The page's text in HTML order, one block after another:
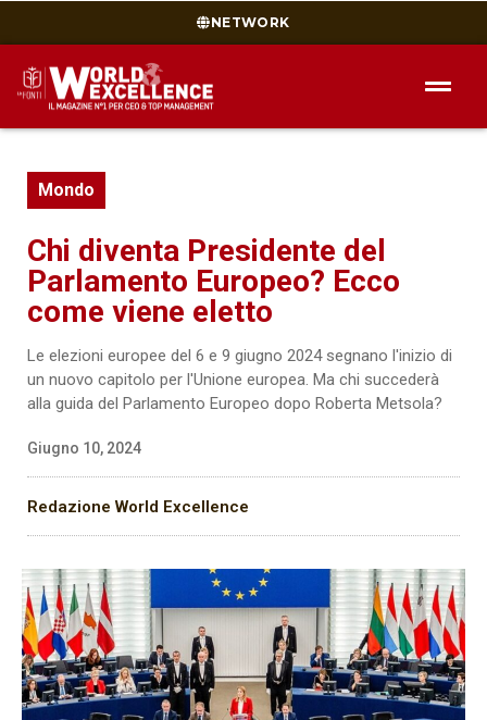
NETWORK
Mondo
Chi diventa Presidente del
Parlamento Europeo? Ecco
come viene eletto
Le elezioni europee del 6 e 9 giugno 2024 segnano l'inizio di
un nuovo capitolo per l'Unione europea. Ma chi succederà
alla guida del Parlamento Europeo dopo Roberta Metsola?
Giugno 10, 2024
Redazione World Excellence